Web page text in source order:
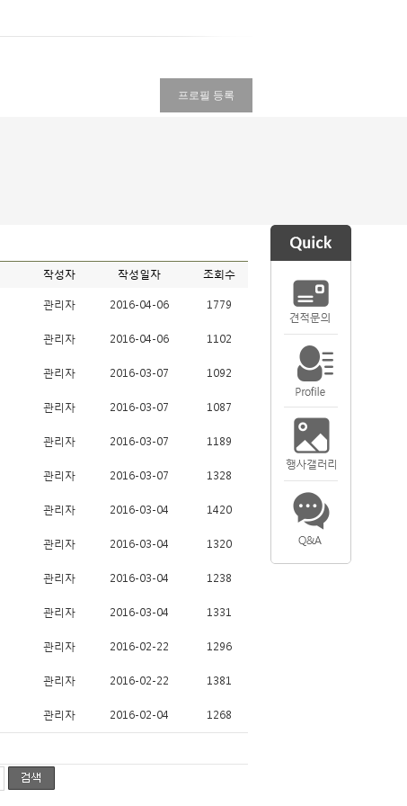
프로필 등록
작성자 작성일자 조회수
관리자 2016-04-06 1779
관리자 2016-04-06 1102
관리자 2016-03-07 1092
관리자 2016-03-07 1087
관리자 2016-03-07 1189
관리자 2016-03-07 1328
관리자 2016-03-04 1420
관리자 2016-03-04 1320
관리자 2016-03-04 1238
관리자 2016-03-04 1331
관리자 2016-02-22 1296
관리자 2016-02-22 1381
관리자 2016-02-04 1268